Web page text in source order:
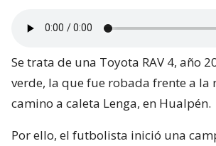
Se trata de una Toyota RAV 4, año
verde, la que fue robada frente a la
camino a caleta Lenga, en Hualpén.
Por ello, el futbolista inició una